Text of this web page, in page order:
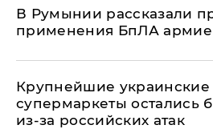
В Румынии рассказали
применения БпЛА
Крупнейшие украинские
супермаркеты остались
из-за российских атак